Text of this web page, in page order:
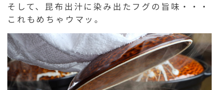
そして、昆布出汁に染み出たフグの旨味・・・
これもめちゃウマッ。